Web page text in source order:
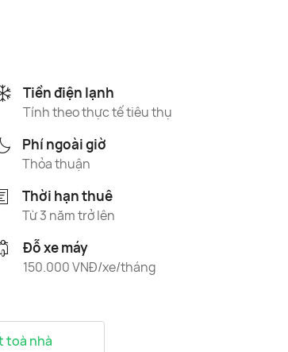
Tiền điện lạnh
Tính theo thực tế tiêu thụ
Phí ngoài giờ
Thỏa thuận
Thời hạn thuê
Từ 3 năm trở lên
Đỗ xe máy
150.000 VNĐ/xe/tháng
toà nhà